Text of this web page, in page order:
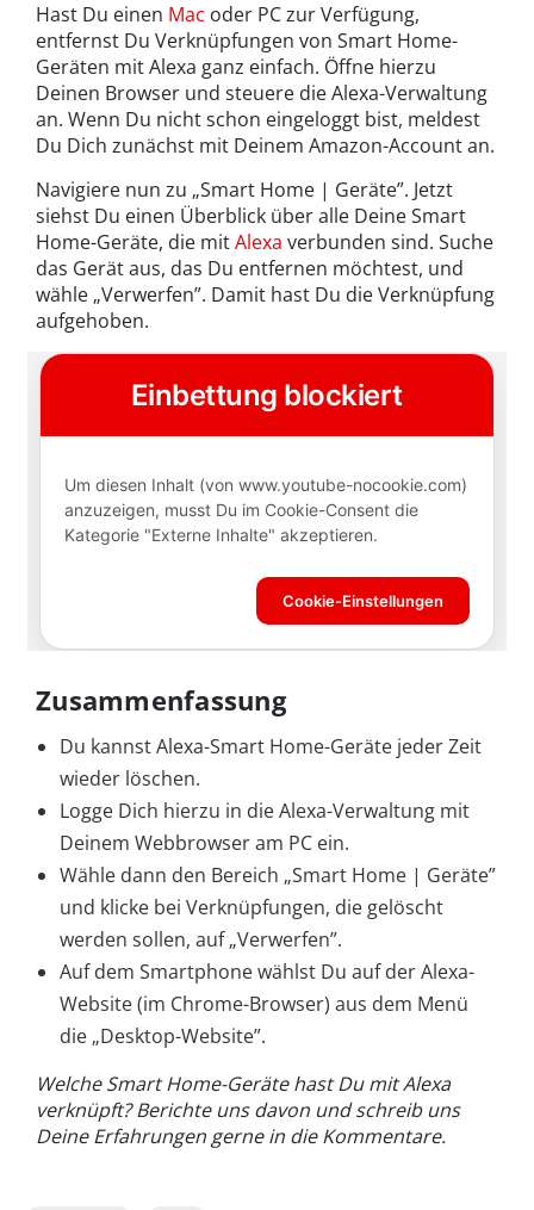
Hast Du einen Mac oder PC zur Verfügung,
entfernst Du Verknüpfungen von Smart Home-
Geräten mit Alexa ganz einfach. Öffne hierzu
Deinen Browser und steuere die Alexa-Verwaltung
an. Wenn Du nicht schon eingeloggt bist, meldest
Du Dich zunächst mit Deinem Amazon-Account an.
Navigiere nun zu „Smart Home | Geräte”. Jetzt
siehst Du einen Überblick über alle Deine Smart
Home-Geräte, die mitAlexa verbunden sind. Suche
das Gerät aus, das Du entfernen möchtest, und
wähle „Verwerfen”. Damit hast Du die Verknüpfung
aufgehoben.
Zusammenfassung
Du kannst Alexa-Smart Home-Geräte jeder Zeit
wieder löschen.
Logge Dich hierzu in die Alexa-Verwaltung mit
Deinem Webbrowser am PC ein.
Wähle dann den Bereich „Smart Home | Geräte”
und klicke bei Verknüpfungen, die gelöscht
werden sollen, auf „Verwerfen”.
Auf dem Smartphone wählst Du auf der Alexa-
Website (im Chrome-Browser) aus dem Menü
die „Desktop-Website”.
Welche Smart Home-Geräte hast Du mit Alexa
verknüpft? Berichte uns davon und schreib uns
Deine Erfahrungen gerne in die Kommentare.